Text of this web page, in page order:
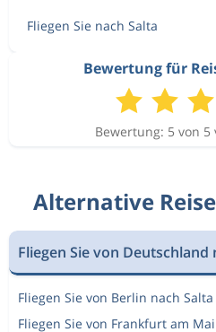
Fliegen Sie nach Salta
Bewertung für
Bewertung: 5 von 5
Alternative
Fliegen Sie von Deutschland
Fliegen Sie von Berlin nach Salta
Fliegen Sie von Frankfurt am